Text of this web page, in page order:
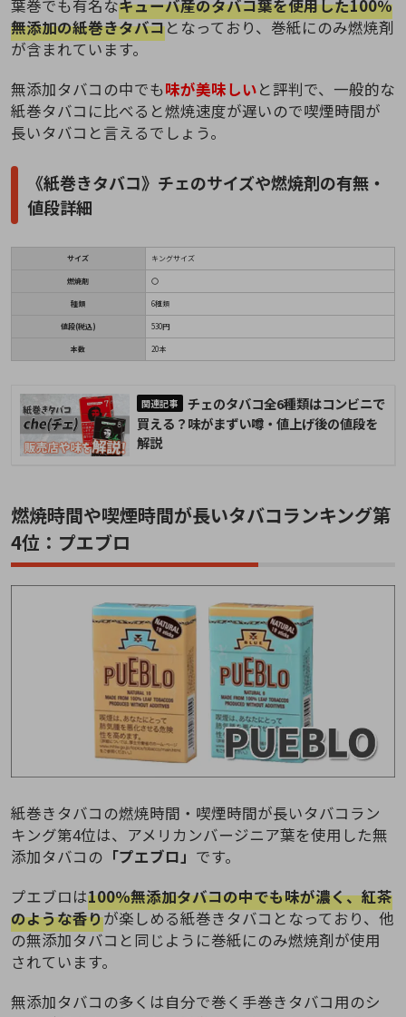
葉巻でも有名なキューバ産のタバコ葉を使用した100％
無添加の紙巻きタバコとなっており、巻紙にのみ燃焼剤
が含まれています。
無添加タバコの中でも味が美味しいと評判で、一般的な
紙巻タバコに比べると燃焼速度が遅いので喫煙時間が
長いタバコと言えるでしょう。
《紙巻きタバコ》チェのサイズや燃焼剤の有無・
値段詳細
サイズ キングサイズ
燃焼剤 〇
種類 6種類
値段(税込) 530円
本数 20本
チェのタバコ全6種類はコンビニで
買える？味がまずい噂・値上げ後の値段を
解説
燃焼時間や喫煙時間が長いタバコランキング第
4位：プエブロ
紙巻きタバコの燃焼時間・喫煙時間が長いタバコラン
キング第4位は、アメリカンバージニア葉を使用した無
添加タバコの 「プエブロ」 です。
プエブロは100％無添加タバコの中でも味が濃く、紅茶
のような香りが楽しめる紙巻きタバコとなっており、他
の無添加タバコと同じように巻紙にのみ燃焼剤が使用
されています。
無添加タバコの多くは自分で巻く手巻きタバコ用のシ